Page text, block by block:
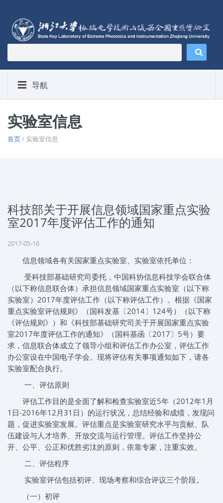
导航
实验室信息
首页/ 实验室信息
科技部关于开展信息领域国家重点实验
室2017年度评估工作的通知
2017-05-16
信息领域各有关国家重点实验室、实验室依托单位：
受科技部基础研究司委托，中国科协信息科技学会联合体
（以下称信息联合体）承担信息领域国家重点实验室（以下称
实验室）2017年度评估工作（以下称评估工作）。根据《国家
重点实验室评估规则》（国科发基〔2014〕124号）（以下称
《评估规则》）和《科技部基础研究司关于开展国家重点实验
室2017年度评估工作的通知》（国科基函〔2017〕5号）要
求，信息联合体成立了领导小组和评估工作办公室，评估工作
办公室设在中国电子学会。现将评估有关事项通知如下，请各
实验室配合执行。
一、评估原则
评估工作目的是全面了解和检查实验室近5年（2012年1月
1日-2016年12月31日）的运行状况，总结经验和成绩，发现问
题，促进实验室发展。评估重点是实验室研究水平与贡献、队
伍建设与人才培养、开放交流与运行管理。评估工作坚持公
开、公平、公正和优胜劣汰的原则，依靠专家，注重实效。
二、评估程序
实验室评估包括初评、现场考察和综合评议三个阶段。
（一）初评